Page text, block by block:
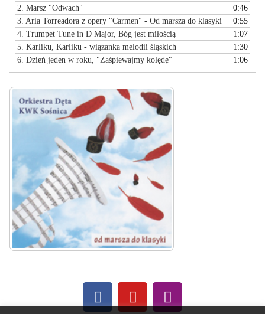
2. Marsz "Odwach"
0:46
3. Aria Torreadora z opery "Carmen" - Od marsza do klasyki
0:55
4. Trumpet Tune in D Major, Bóg jest miłością
1:07
5. Karliku, Karliku - wiązanka melodii śląskich
1:30
6. Dzień jeden w roku, "Zaśpiewajmy kolędę"
1:06